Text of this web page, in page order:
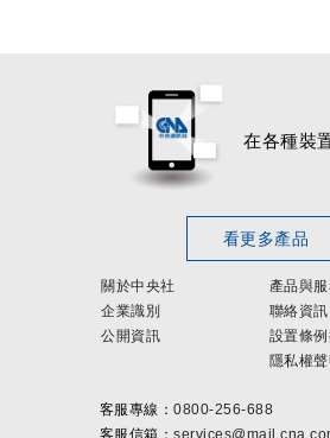
在各種裝
看更多產品
關於中央社
企業識別
公開資訊
產品與
聯絡資訊
設置條
隱私權聲
客服專線：0800-256-688